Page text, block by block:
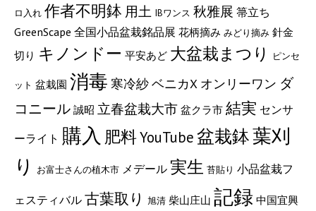
ロ入れ 作者不明鉢 用土 IBワンス 秋雅展 箒立ち
GreenScape 全国小品盆栽銘品展 花柄摘み みどり摘み 針金
切り キノンドー 平安あど 大盆栽まつり ピンセ
ット 盆栽園 消毒 寒冷紗ベニカX オンリーワン ダ
コニール 誠昭 立春盆栽大市 盆クラ市 結実 センサ
ーライト 購入 肥料YouTube盆栽鉢葉刈
り
お富士さんの植木市 メデール 実生 苔貼り 小品盆栽フ
ェスティバル古葉取り 旭清 柴山庄山 記録 中国宜興